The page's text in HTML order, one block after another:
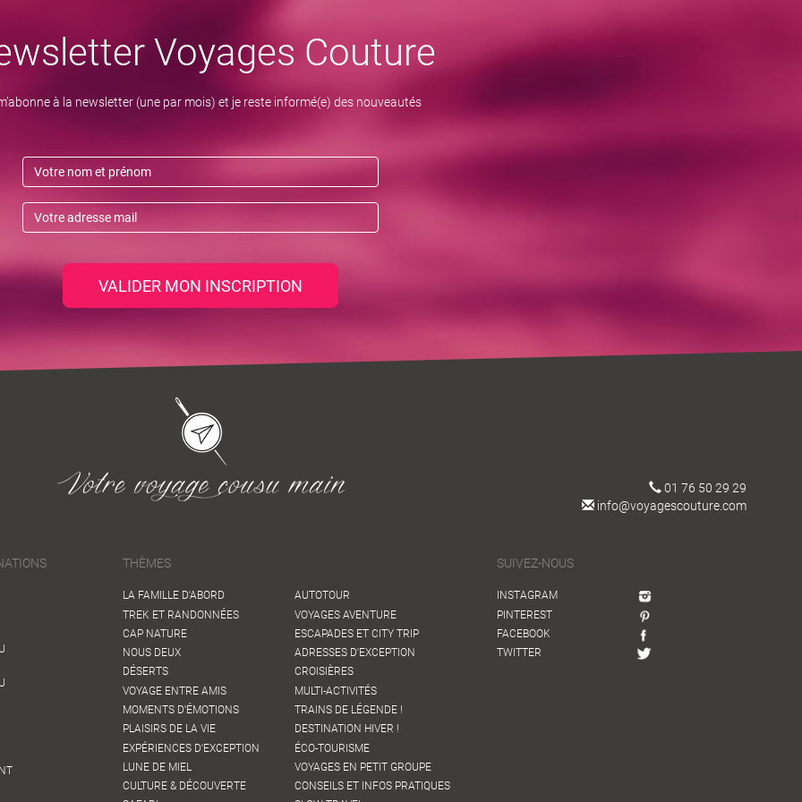
Voyages Couture
à la newsletter (une par mois) et je reste informé(e) des nouveautés
VALIDER MON INSCRIPTION
01 76 50 29 29
info@voyagescouture.com
THÈMES
LA FAMILLE D'ABORD
TREK ET RANDONNÉES
CAP NATURE
NOUS DEUX
DÉSERTS
VOYAGE ENTRE AMIS
MOMENTS D'ÉMOTIONS
PLAISIRS DE LA VIE
EXPÉRIENCES D'EXCEPTION
LUNE DE MIEL
CULTURE & DÉCOUVERTE
AUTOTOUR
VOYAGES AVENTURE
ESCAPADES ET CITY TRIP
ADRESSES D'EXCEPTION
CROISIÈRES
MULTI-ACTIVITÉS
TRAINS DE LÉGENDE !
DESTINATION HIVER !
ÉCO-TOURISME
VOYAGES EN PETIT GROUPE
CONSEILS ET INFOS PRATIQUES
SUIVEZ-NOUS
INSTAGRAM
PINTEREST
FACEBOOK
TWITTER